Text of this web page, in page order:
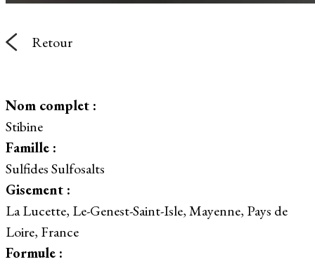
Retour
Nom complet :
Stibine
Famille :
Sulfides Sulfosalts
Gisement :
La Lucette, Le-Genest-Saint-Isle, Mayenne, Pays de
Loire, France
Formule :